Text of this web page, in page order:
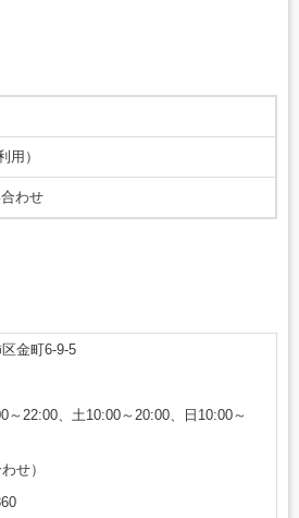
用）
わせ
金町6-9-5
～22:00、土10:00～20:00、日10:00～
せ）